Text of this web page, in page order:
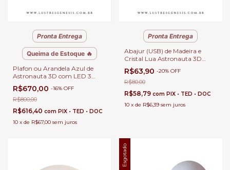
Pronta Entrega
Queima de Estoque 🔥
Plafon ou Arandela Azul de
Astronauta 3D com LED 3
Iluminações para Cabeceira de
Cama, Quarto e Corredor
R$670,00 -16% OFF
R$800,00
R$616,40 com PIX • TED • DOC
10 x de R$67,00 sem juros
Pronta Entrega
Abajur (USB) de Madeira e
Cristal Lua Astronauta 3D
Para Enfeite, Quartos,
Escritório e Escrivaninhas
R$63,90 -20% OFF
R$80,00
R$58,79 com PIX • TED • DOC
10 x de R$6,39 sem juros
Esgotado